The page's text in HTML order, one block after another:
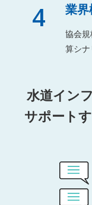
4 業
協会
算シ
水道イン
サポート